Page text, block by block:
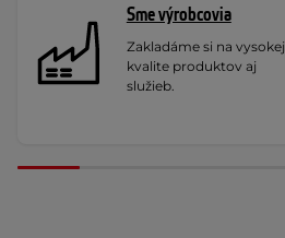
Sme výrobcovia
Zakladáme si na vysokej
kvalite produktov aj
služieb.